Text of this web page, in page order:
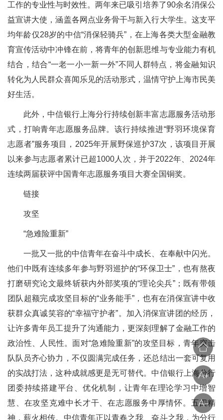
工作的专业性与时效性。两年来已吸引培养了90余名消保公
益宣讲大使，涵盖各网点业务骨干与新入行大学生。这支平
均年龄仅28岁的中信“消保轻骑兵”，在上海各类大型金融教
育宣传活动中冲锋在前，将青年的创新思维与专业能力有机
结合，结合“一老一小一新一外”不同人群特点，将金融知识
转化为人民群众喜闻乐见的活动形式，温情守护上海市民美
好生活。
此外，中信银行上海分行持续创新丰富志愿服务活动形
式，打响青年志愿服务品牌。该行持续推进“野羽环境保育
志愿者”服务项目，2025年开展野保巡护37次，该项目开展
以来参与志愿者累计已超1000人次，并于2022年、2024年
连续两届获评中国青年志愿服务项目大赛全国铜奖。
链接
攻坚
“急难险重新”
一批又一批的中信青年在奋斗中成长、在奉献中闪光。
他们中既有连续多年参与野羽巡护的“环保卫士”，也有熬夜
打磨研究论文最终斩获内外部奖项的“理论尖兵”；既有带领
团队超额完成攻坚目标的“业务能手”，也有在消保宣讲中收
获群众真诚笑容的“幸福守护者”。加入消保宣讲团的经历，
让许多青年员工提升了沟通能力，更深刻理解了金融工作的
政治性、人民性。面对“急难险重新”的攻坚目标，青年突击
队队员齐心协力，不仅圆满完成任务，还总结出一套可复用
的实战打法，这种成就感更是无可替代。中信银行上海分行
团委持续搭建平台、优化机制，让青年在理论学习中增智
慧、在攻坚克难中长才干、在志愿服务中厚情怀。五四精
神，薪火相传。中信青年正以青春之我、奋斗之我，为分行